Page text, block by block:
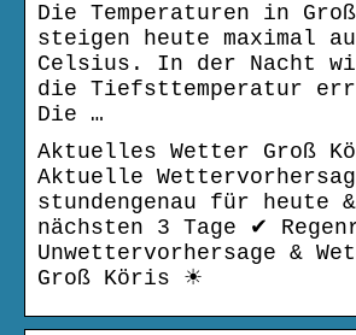
Die Temperaturen in
steigen heute maximal
Celsius. In der Nacht
die Tiefsttemperatur
Die …
Aktuelles Wetter Groß
Aktuelle
stundengenau für heute
nächsten 3 Tage ✔
Unwettervorhersage &
Groß Köris ☀